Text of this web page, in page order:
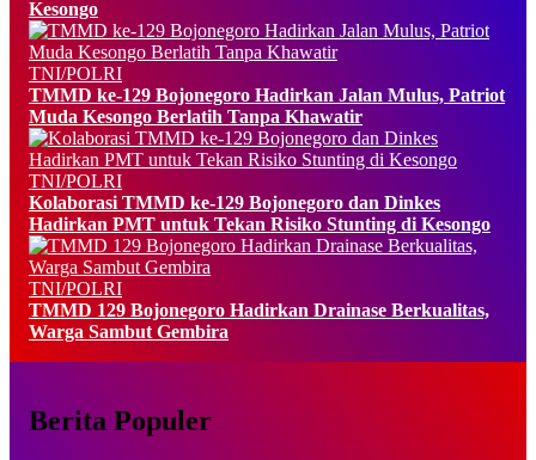
Kesongo
TNI/POLRI
TMMD ke-129 Bojonegoro Hadirkan Jalan Mulus, Patriot
Muda Kesongo Berlatih Tanpa Khawatir
TNI/POLRI
Kolaborasi TMMD ke-129 Bojonegoro dan Dinkes
Hadirkan PMT untuk Tekan Risiko Stunting di Kesongo
TNI/POLRI
TMMD 129 Bojonegoro Hadirkan Drainase Berkualitas,
Warga Sambut Gembira
Berita Populer